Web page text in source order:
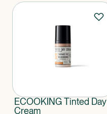
Produkter
ECOOKING Tinted Day
Cream